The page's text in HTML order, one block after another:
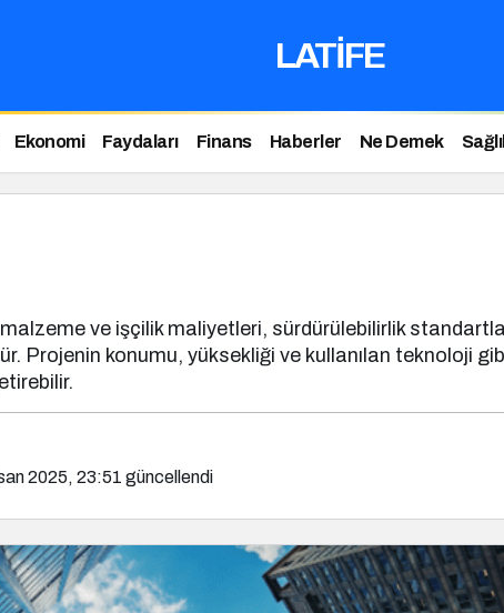
LATİFE
Ekonomi Faydaları Finans Haberler Ne Demek
malzeme ve işçilik maliyetleri, sürdürülebilirlik
Projenin konumu, yüksekliği ve kullanılan teknoloji
2025, 23:51 güncellendi